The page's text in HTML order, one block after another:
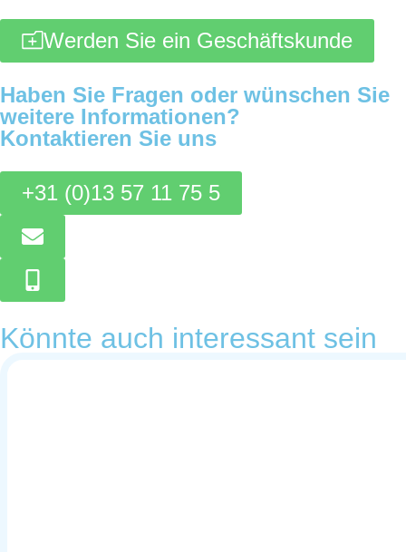
Werden Sie ein Geschäftskunde
Haben Sie Fragen oder wünschen Sie
weitere Informationen?
Kontaktieren Sie uns
+31 (0)13 57 11 75 5
Könnte auch interessant sein